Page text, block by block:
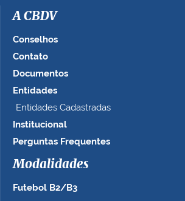
A CBDV
Conselhos
Contato
Documentos
Entidades
Entidades Cadastradas
Institucional
Perguntas Frequentes
Modalidades
Futebol B2/B3